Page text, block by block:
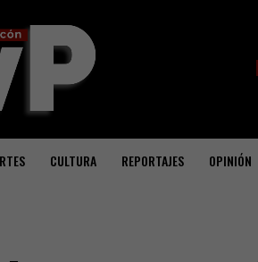
CULTURA REPORTAJES OPINIÓN